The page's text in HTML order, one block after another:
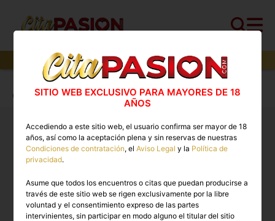
perfiles,0perfiles verificados y0con video
Cita PASION.COM
>Travestis >Cuenca >
Cuenca capital
Travestis Cuenca capital 🔥 Escorts trans con
vídeos reales disponibles ahora
Lo sentimos, actualmente no hay perfiles
disponibles para esta búsqueda.
SITIO WEB EXCLUSIVO PARA MAYORES DE 18
AÑOS
Accediendo a este sitio web, el usuario confirma ser mayor de 18
años, así como la aceptación plena y sin reservas de nuestras
Condiciones de contratación, elAviso Legal y la Política de
privacidad.
Asume que todos los encuentros o citas que puedan producirse a
través de este sitio web se rigen exclusivamente por la libre
voluntad y el consentimiento expreso de las partes
intervinientes, sin participar en modo alguno el titular del sitio